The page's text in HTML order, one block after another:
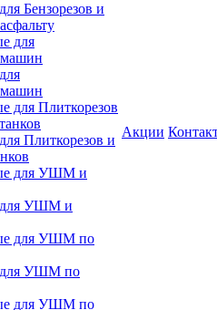
Бензорезов и
машин
Плиткорезов и
для УШМ и
для УШМ по
Акции